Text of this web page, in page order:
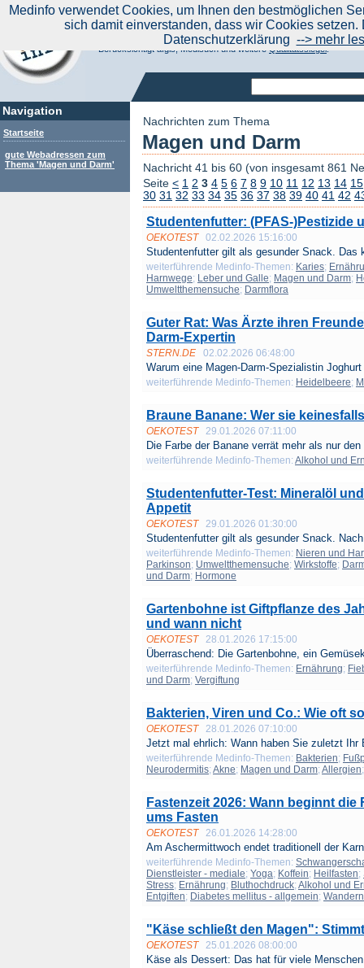
Navigation
Startseite
gute Webadressen zum
Thema 'Magen und Darm'
Aktuelle Nachrichten|
Suchen Sie noch oder Finden Sie schon?
Medinfo.de - Meta-Portal für Gesundheitsthemen
Berücksichtigt afgis, Medisuch und weitereQualitätssiegel.
Nachrichten zum Thema
Magen und Darm
Nachricht 41 bis 60 (von insgesamt 861
Seite < 1 2 3 4 5 6 7 8 9 10 11 12 13 14 15
30 31 32 33 34 35 36 37 38 39 40 41 42
Studentenfutter: (PFAS-)Pestizide
OEKOTEST 02.02.2026 15:16:00
Studentenfutter gilt als gesunder Snack. Das
weiterführende Medinfo-Themen: Karies;
Harnwege; Leber und Galle; Magen und Darm;
Umweltthemensuche; Darmflora
Guter Rat: Was Ärzte ihren
Darm-Expertin
STERN.DE 02.02.2026 06:48:00
Warum eine Magen-Darm-Spezialistin
weiterführende Medinfo-Themen: Heidelbeere;
Braune Banane: Wer sie
OEKOTEST 29.01.2026 07:11:00
Die Farbe der Banane verrät mehr als nur
weiterführende Medinfo-Themen: Alkohol und
Studentenfutter-Test: Mineralöl
Appetit
OEKOTEST 29.01.2026 01:30:00
Studentenfutter gilt als gesunder Snack.
weiterführende Medinfo-Themen: Nieren und
Parkinson; Umweltthemensuche; Wirkstoffe;
und Darm; Hormone
Gartenbohne ist Giftpflanze des
und wann nicht
OEKOTEST 28.01.2026 17:15:00
Überraschend: Die Gartenbohne, ein
weiterführende Medinfo-Themen: Ernährung;
und Darm; Vergiftung
Bakterien, Viren und Co.: Wie oft
OEKOTEST 28.01.2026 07:10:00
Jetzt mal ehrlich: Wann haben Sie zuletzt Ihr
weiterführende Medinfo-Themen: Bakterien;
Neurodermitis; Akne; Magen und Darm; Allergien
Fastenzeit 2026: Wann beginnt
ums Fasten
OEKOTEST 26.01.2026 14:28:00
Am Aschermittwoch endet traditionell der
weiterführende Medinfo-Themen:
Dienstleister - mediale; Yoga; Koffein; Heilfasten;
Stress; Ernährung; Bluthochdruck; Alkohol und
Entgiften; Diabetes mellitus - allgemein; Wandern
"Käse schließt den Magen":
OEKOTEST 25.01.2026 08:00:00
Käse als Dessert: Das hat für viele
Medinfo verwendet Cookies, um Ihnen den bestmöglichen
sich damit einverstanden, dass wir Cookies
Datenschutzerklärung --> mehr